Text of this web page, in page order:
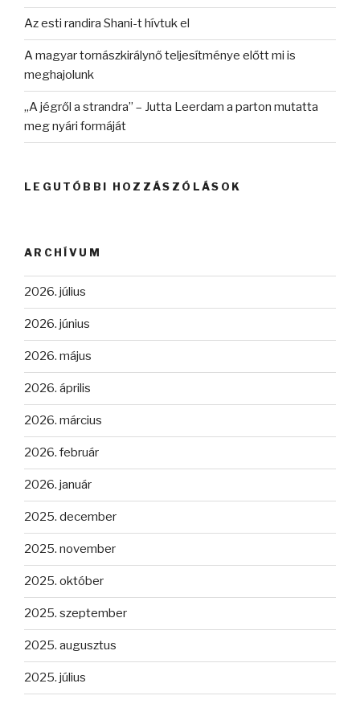
Az esti randira Shani-t hívtuk el
A magyar tornászkirálynő teljesítménye előtt mi is
meghajolunk
„A jégről a strandra” – Jutta Leerdam a parton mutatta
meg nyári formáját
LEGUTÓBBI HOZZÁSZÓLÁSOK
ARCHÍVUM
2026. július
2026. június
2026. május
2026. április
2026. március
2026. február
2026. január
2025. december
2025. november
2025. október
2025. szeptember
2025. augusztus
2025. július